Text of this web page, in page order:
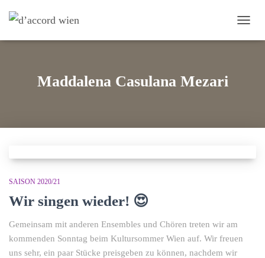
Maddalena Casulana Mezari
SAISON 2020/21
Wir singen wieder! 😍
Gemeinsam mit anderen Ensembles und Chören treten wir am
kommenden Sonntag beim Kultursommer Wien auf. Wir freuen
uns sehr, ein paar Stücke preisgeben zu können, nachdem wir